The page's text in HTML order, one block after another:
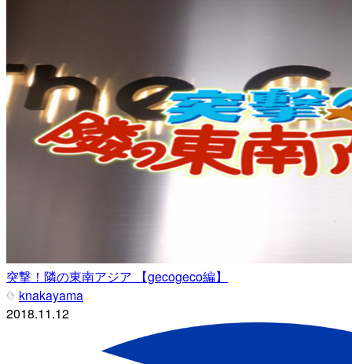
突撃！隣の東南アジア 【gecogeco編】
knakayama
2018.11.12